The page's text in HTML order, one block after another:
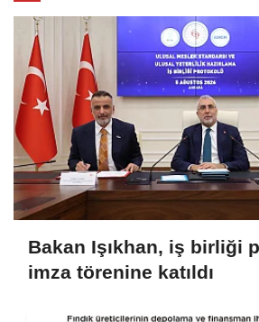
Bakan Işıkhan, iş birliği
imza törenine katıldı